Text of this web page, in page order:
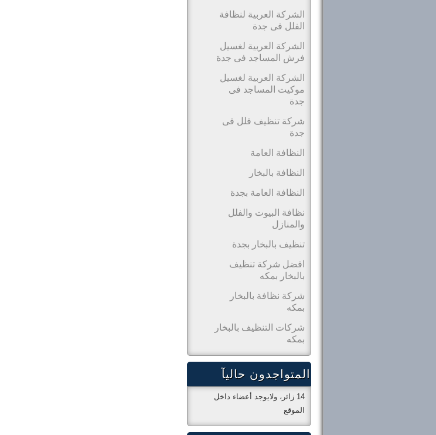
الشركة العربية لنظافة
الفلل فى جدة
الشركة العربية لغسيل
فرش المساجد فى جدة
الشركة العربية لغسيل
موكيت المساجد فى
جدة
شركة تنظيف فلل فى
جدة
النظافة العامة
النظافة بالبخار
النظافة العامة بجدة
نظافة البيوت والفلل
والمنازل
تنظيف بالبخار بجدة
افضل شركة تنظيف
بالبخار بمكه
شركة نظافة بالبخار
بمكه
شركات التنظيف بالبخار
بمكه
المتواجدون حاليآ
14 زائر، ولايوجد أعضاء داخل
الموقع